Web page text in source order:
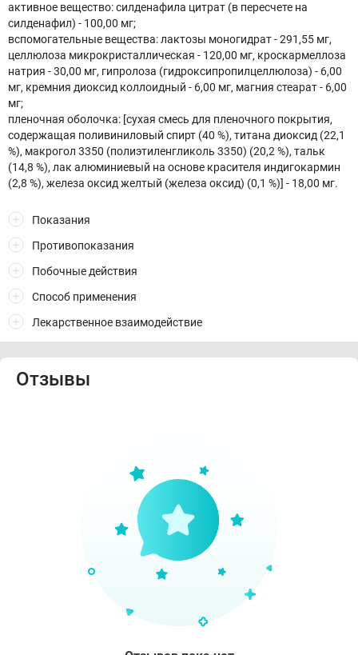
активное вещество: силденафила цитрат (в пересчете на
силденафил) - 100,00 мг;
вспомогательные вещества: лактозы моногидрат - 291,55 мг,
целлюлоза микрокристаллическая - 120,00 мг, кроскармеллоза
натрия - 30,00 мг, гипролоза (гидроксипропилцеллюлоза) - 6,00
мг, кремния диоксид коллоидный - 6,00 мг, магния стеарат - 6,00
мг;
пленочная оболочка: [сухая смесь для пленочного покрытия,
содержащая поливиниловый спирт (40 %), титана диоксид (22,1
%), макрогол 3350 (полиэтиленгликоль 3350) (20,2 %), тальк
(14,8 %), лак алюминиевый на основе красителя индигокармин
(2,8 %), железа оксид желтый (железа оксид) (0,1 %)] - 18,00 мг.
Показания
Противопоказания
Побочные действия
Способ применения
Лекарственное взаимодействие
Отзывы